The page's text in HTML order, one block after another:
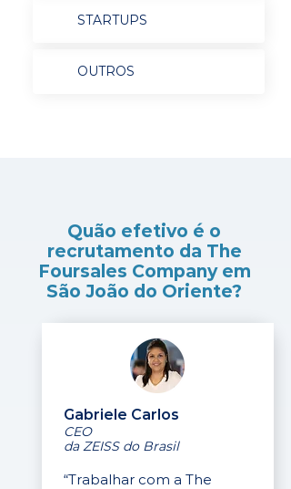
STARTUPS
OUTROS
Quão efetivo é o
recrutamento da The
Foursales Company em
São João do Oriente?
Gabriele Carlos
CEO
da ZEISS do Brasil
“Trabalhar com a The